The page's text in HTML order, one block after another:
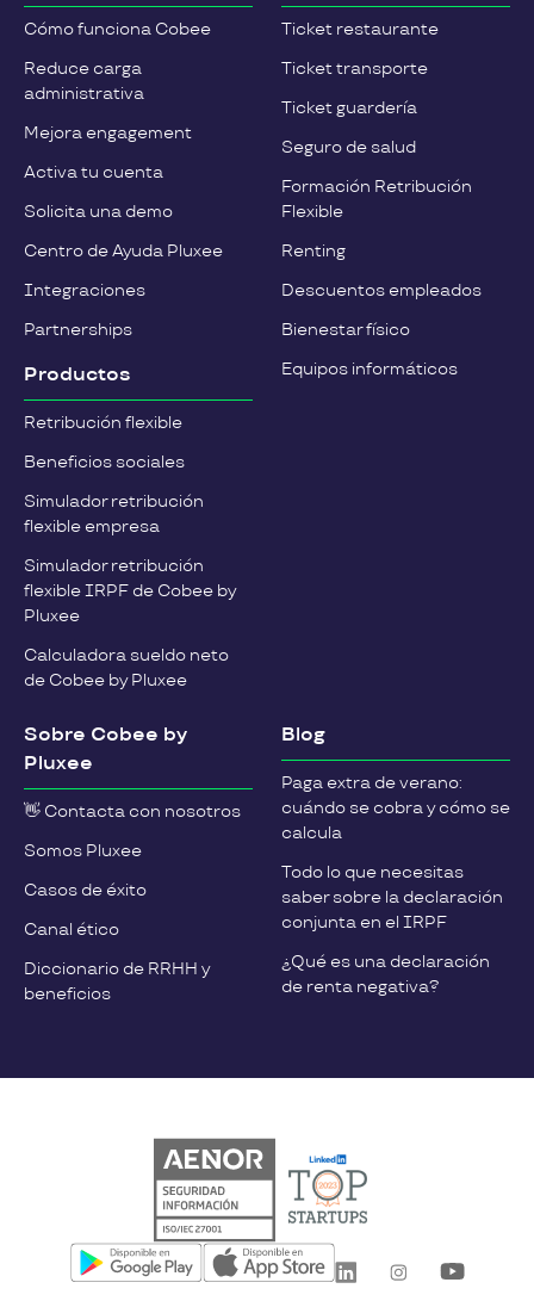
Cómo funciona Cobee
Reduce carga
administrativa
Mejora engagement
Activa tu cuenta
Solicita una demo
Centro de Ayuda Pluxee
Integraciones
Partnerships
Productos
Retribución flexible
Beneficios sociales
Simulador retribución
flexible empresa
Simulador retribución
flexible IRPF de Cobee by
Pluxee
Calculadora sueldo neto
de Cobee by Pluxee
Ticket restaurante
Ticket transporte
Ticket guardería
Seguro de salud
Formación Retribución
Flexible
Renting
Descuentos empleados
Bienestar físico
Equipos informáticos
Sobre Cobee by
Pluxee
👋 Contacta con nosotros
Somos Pluxee
Casos de éxito
Canal ético
Diccionario de RRHH y
beneficios
Blog
Paga extra de verano:
cuándo se cobra y cómo se
calcula
Todo lo que necesitas
saber sobre la declaración
conjunta en el IRPF
¿Qué es una declaración
de renta negativa?